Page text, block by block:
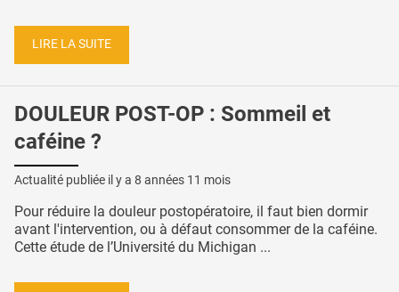
LIRE LA SUITE
DOULEUR POST-OP : Sommeil et
caféine ?
Actualité publiée il y a 8 années 11 mois
Pour réduire la douleur postopératoire, il faut bien dormir
avant l'intervention, ou à défaut consommer de la caféine.
Cette étude de l’Université du Michigan ...